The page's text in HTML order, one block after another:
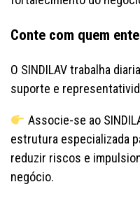
Conte com quem
O SINDILAV trabalha
suporte e
Associe-se ao
estrutura especializada
reduzir riscos e
negócio.